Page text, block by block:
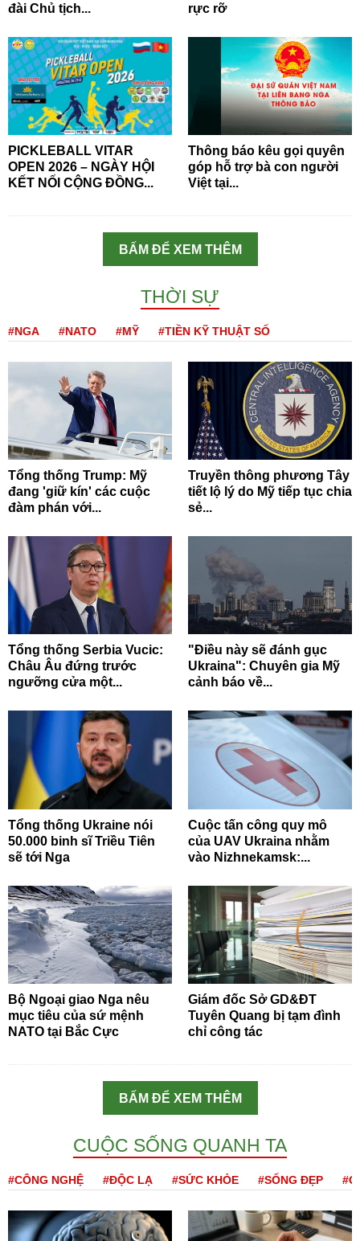
đài Chủ tịch...
rực rỡ
PICKLEBALL VITAR
OPEN 2026 – NGÀY HỘI
KẾT NỐI CỘNG ĐỒNG...
Thông báo kêu gọi quyên
góp hỗ trợ bà con người
Việt tại...
BẤM ĐỂ XEM THÊM
THỜI SỰ
#NGA #NATO #MỸ #TIỀN KỸ THUẬT SỐ
Tổng thống Trump: Mỹ
đang 'giữ kín' các cuộc
đàm phán với...
Truyền thông phương Tây
tiết lộ lý do Mỹ tiếp tục chia
sẻ...
Tổng thống Serbia Vucic:
Châu Âu đứng trước
ngưỡng cửa một...
"Điều này sẽ đánh gục
Ukraina": Chuyên gia Mỹ
cảnh báo về...
Tổng thống Ukraine nói
50.000 binh sĩ Triều Tiên
sẽ tới Nga
Cuộc tấn công quy mô
của UAV Ukraina nhằm
vào Nizhnekamsk:...
Bộ Ngoại giao Nga nêu
mục tiêu của sứ mệnh
NATO tại Bắc Cực
Giám đốc Sở GD&ĐT
Tuyên Quang bị tạm đình
chỉ công tác
BẤM ĐỂ XEM THÊM
CUỘC SỐNG QUANH TA
#CÔNG NGHỆ #ĐỘC LẠ #SỨC KHỎE #SỐNG ĐẸP